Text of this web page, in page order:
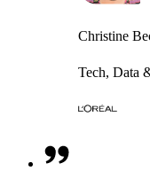
Christine
Tech, Data